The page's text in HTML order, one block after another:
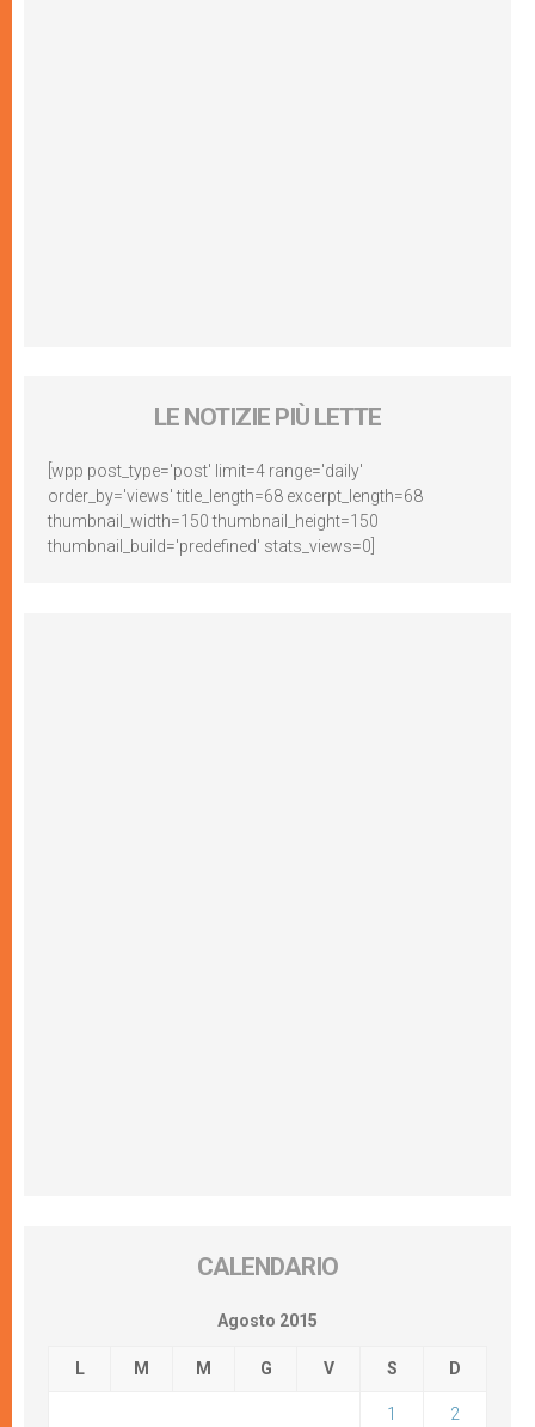
LE NOTIZIE PIÙ LETTE
[wpp post_type='post' limit=4 range='daily'
order_by='views' title_length=68 excerpt_length=68
thumbnail_width=150 thumbnail_height=150
thumbnail_build='predefined' stats_views=0]
CALENDARIO
Agosto 2015
L M M G V S D
1 2